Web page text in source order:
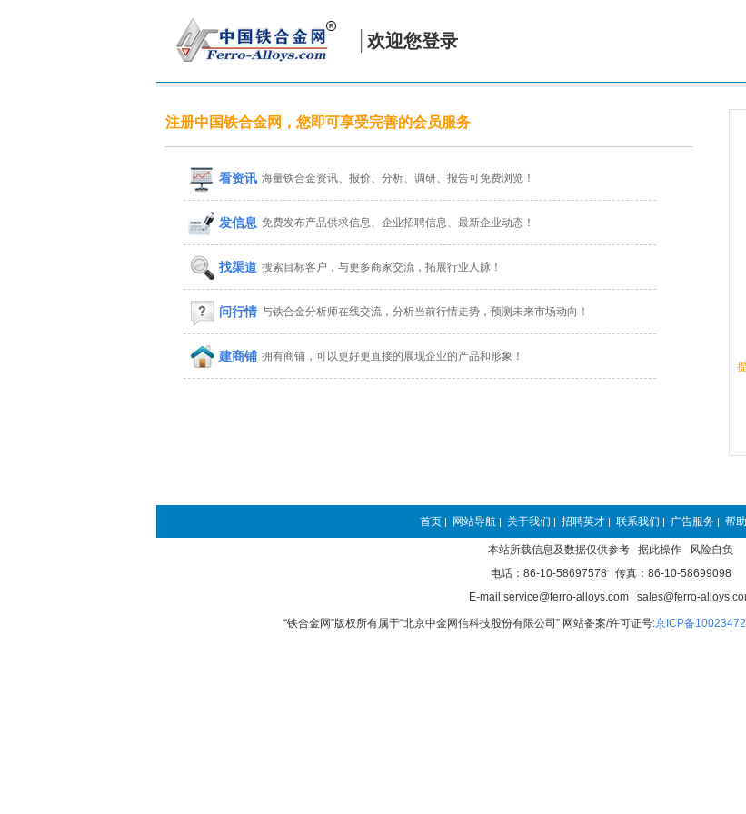
欢迎您登录
注册中国铁合金网，您即可享受完善的会员服务
看资讯 海量铁合金资讯、报价、分析、调研、报告可免费浏览！
发信息 免费发布产品供求信息、企业招聘信息、最新企业动态！
找渠道 搜索目标客户，与更多商家交流，拓展行业人脉！
问行情 与铁合金分析师在线交流，分析当前行情走势，预测未来市场动向！
建商铺 拥有商铺，可以更好更直接的展现企业的产品和形象！
首页 | 网站导航 | 关于我们 | 招聘英才 | 联系我们 | 广告服务 | 帮助
本站所载信息及数据仅供参考 据此操作 风险自负
电话：86-10-58697578 传真：86-10-58699098
E-mail:service@ferro-alloys.com sales@ferro-
“铁合金网”版权所有属于“北京中金网信科技股份有限公司” 网站备案/许可证号:京ICP备